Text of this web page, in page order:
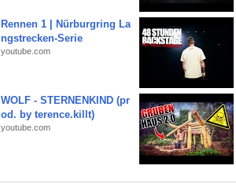
Rennen 1 | Nürburgring La
ngstrecken-Serie
youtube.com
WOLF - STERNENKIND (pr
od. by terence.killt)
youtube.com